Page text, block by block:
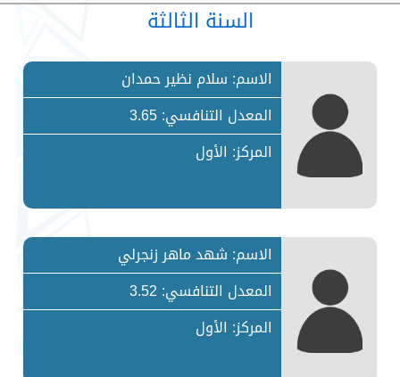
السنة الثالثة
الاسم: سلام نظير حمدان
المعدل التنافسي: 3.65
المركز: الأول
الاسم: شهد ماهر زنجرلي
المعدل التنافسي: 3.52
المركز: الأول